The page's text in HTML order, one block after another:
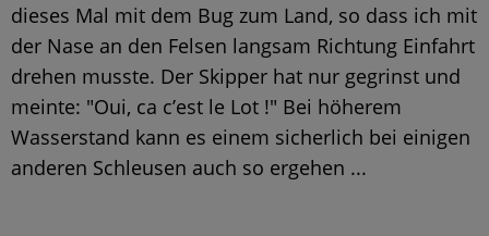
dieses Mal mit dem Bug zum Land, so dass ich mit
der Nase an den Felsen langsam Richtung Einfahrt
drehen musste. Der Skipper hat nur gegrinst und
meinte: "Oui, ca c’est le Lot !" Bei höherem
Wasserstand kann es einem sicherlich bei einigen
anderen Schleusen auch so ergehen ...